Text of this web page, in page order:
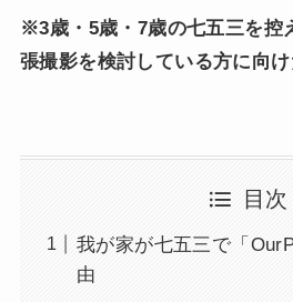
※3歳・5歳・7歳の七五三を控
張撮影を検討している方に向け
目次
我が家が七五三で「
由